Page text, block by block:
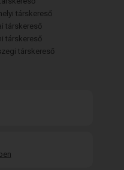
társkereső
társkereső
társkereső
társkereső